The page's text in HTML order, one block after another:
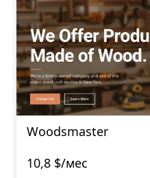
Woodsmaster
10,8 $/мес